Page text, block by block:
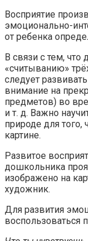
Восприятие
эмоционально-
от ребенка
В связи с тем, что
«считыванию»
следует
внимание на
предметов) во
и т. д. Важно
природе для того,
картине.
Развитое
дошкольника
изображено на
художник.
Для развития
воспользоваться